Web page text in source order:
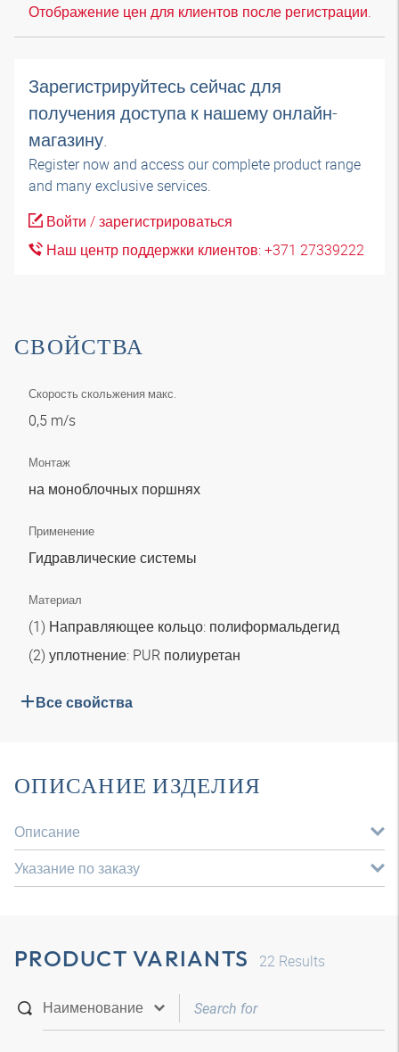
Отображение цен для клиентов после регистрации.
Зарегистрируйтесь сейчас для
получения доступа к нашему онлайн-
магазину.
Register now and access our complete product range
and many exclusive services.
Войти / зарегистрироваться
Наш центр поддержки клиентов: +371 27339222
СВОЙСТВА
Скорость скольжения макс.
0,5 m/s
Монтаж
на моноблочных поршнях
Применение
Гидравлические системы
Материал
(1) Направляющее кольцо: полиформальдегид
(2) уплотнение: PUR полиуретан
Все свойства
ОПИСАНИЕ ИЗДЕЛИЯ
Описание
Указание по заказу
PRODUCT VARIANTS 22 Results